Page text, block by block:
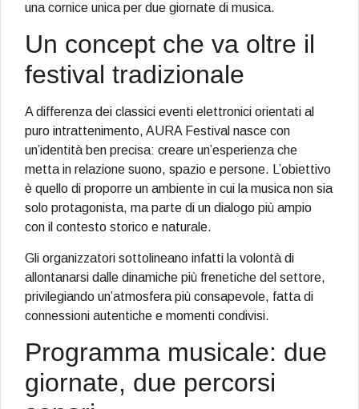
una cornice unica per due giornate di musica.
Un concept che va oltre il
festival tradizionale
A differenza dei classici eventi elettronici orientati al
puro intrattenimento, AURA Festival nasce con
un’identità ben precisa: creare un’esperienza che
metta in relazione suono, spazio e persone. L’obiettivo
è quello di proporre un ambiente in cui la musica non sia
solo protagonista, ma parte di un dialogo più ampio
con il contesto storico e naturale.
Gli organizzatori sottolineano infatti la volontà di
allontanarsi dalle dinamiche più frenetiche del settore,
privilegiando un’atmosfera più consapevole, fatta di
connessioni autentiche e momenti condivisi.
Programma musicale: due
giornate, due percorsi